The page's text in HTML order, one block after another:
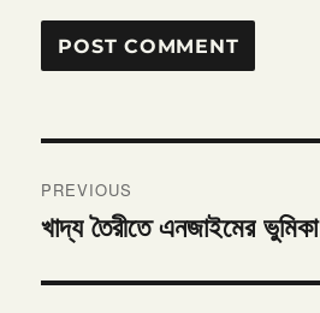
navigation
PREVIOUS
Previous
খাদ্য তৈরীতে এনজাইমের ভুমিকা